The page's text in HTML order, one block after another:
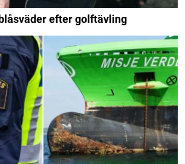
efter golftävling